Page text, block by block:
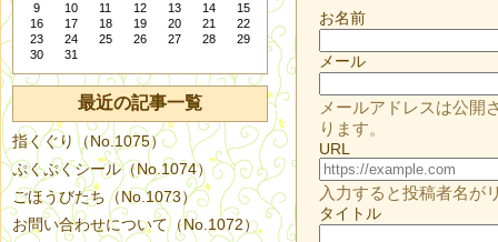
お名前
メール
メールアドレスは公開
ります。
URL
入力すると投稿者名が
タイトル
9
10 11 12 13 14
15
16
17 18 19 20 21
22
23
24 25 26 27 28
29
30
31
最近の記事一覧
指くぐり（No.1075）
ぷくぷくシール（No.1074）
ごほうびたち（No.1073）
お問い合わせについて（No.1072）